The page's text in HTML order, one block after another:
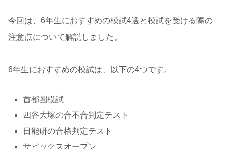
今回は、6年生におすすめの模試4選と模試を受ける際の
注意点について解説しました。
6年生におすすめの模試は、以下の4つです。
首都圏模試
四谷大塚の合不合判定テスト
日能研の合格判定テスト
サピックスオープン